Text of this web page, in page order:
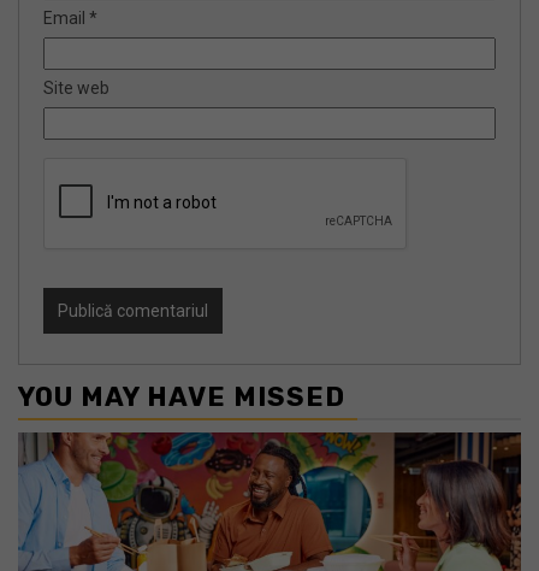
Email *
Site web
YOU MAY HAVE MISSED